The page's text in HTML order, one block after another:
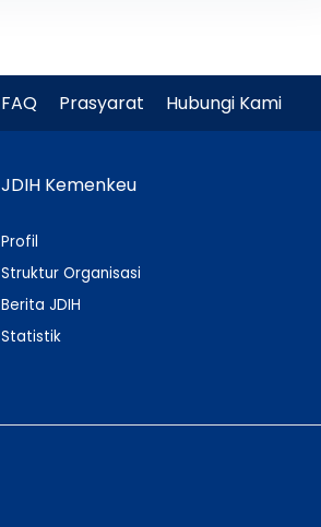
FAQ Prasyarat Hubungi Kami
JDIH Kemenkeu
Profil
Struktur Organisasi
Berita JDIH
Statistik